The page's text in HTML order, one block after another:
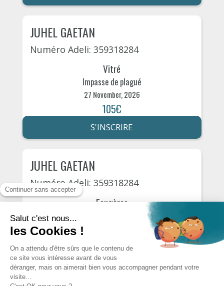
JUHEL GAETAN
Numéro Adeli: 359318284
Vitré
Impasse de plagué
27 November, 2026
105€
S'INSCRIRE
JUHEL GAETAN
Numéro Adeli: 359318284
Fougères
Rue des frères devéria 9
105€
S'INSCRIRE